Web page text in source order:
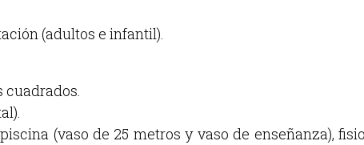
(adultos e infantil).
cuadrados.
(vaso de 25 metros y vaso de enseñanza),